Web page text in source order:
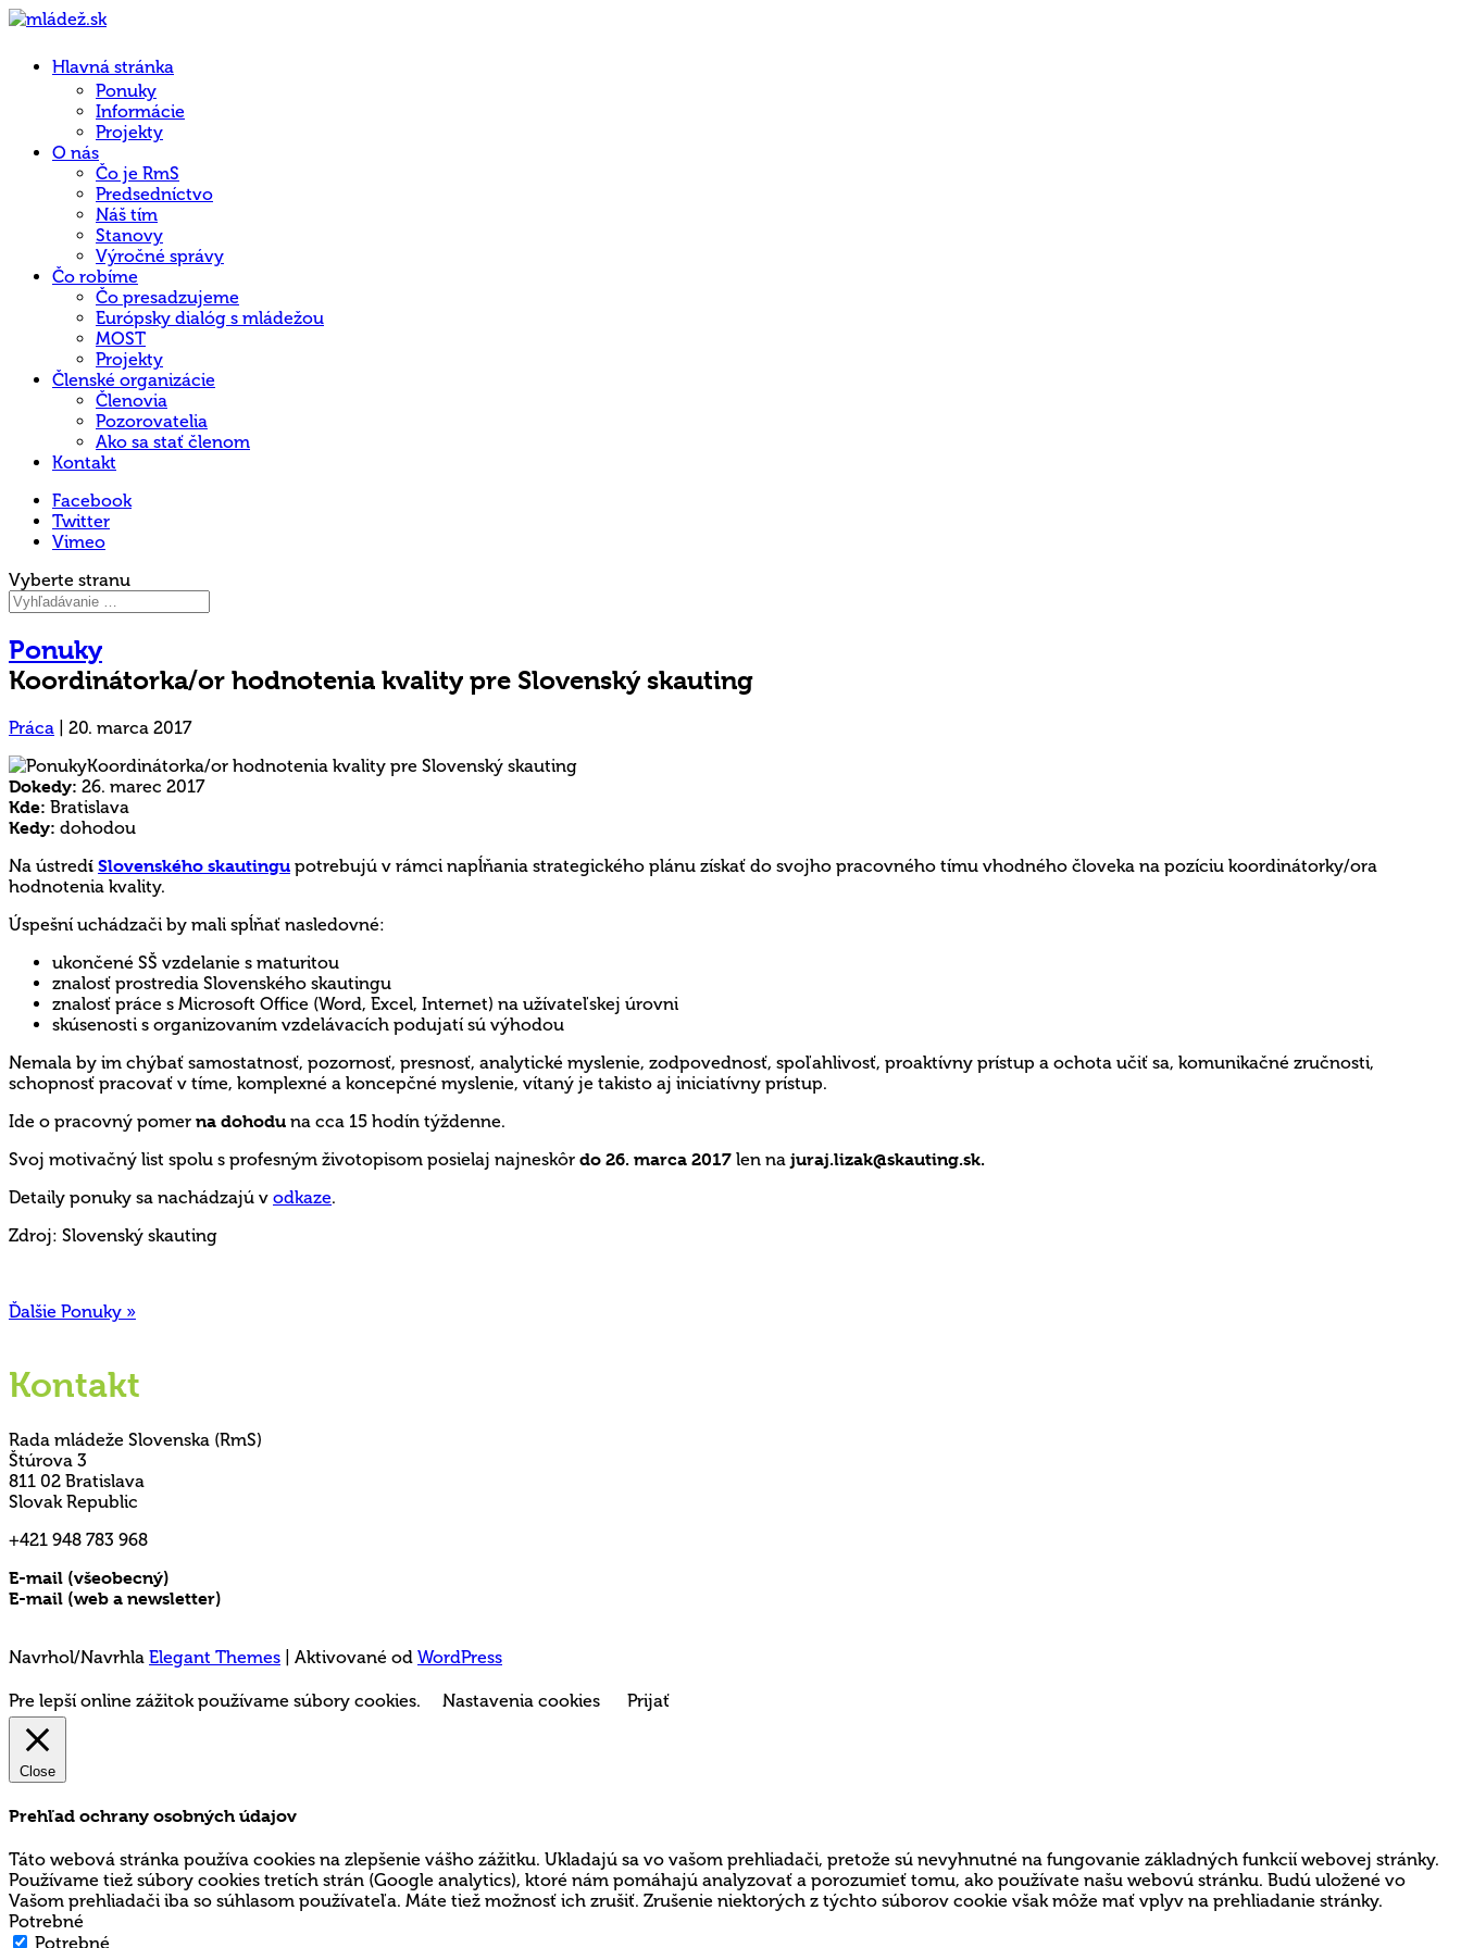
Hlavná stránka
Ponuky
Informácie
Projekty
O nás
Čo je RmS
Predsedníctvo
Náš tím
Stanovy
Výročné správy
Čo robíme
Čo presadzujeme
Európsky dialóg s mládežou
MOST
Projekty
Členské organizácie
Členovia
Pozorovatelia
Ako sa stať členom
Kontakt
Facebook
Twitter
Vimeo
Vyberte stranu
Ponuky
Koordinátorka/or hodnotenia kvality pre Slovenský skauting
Práca 20. marca 2017
Dokedy: 26. marec 2017
Kde: Bratislava
Kedy: dohodou
Na ústredí Slovenského skautingu potrebujú v rámci napĺňania strategického plánu získať do svojho pracovného tímu vhodného človeka na pozíciu koordinátorky/ora
hodnotenia kvality.
Úspešní uchádzači by mali spĺňať nasledovné:
ukončené SŠ vzdelanie s maturitou
znalosť prostredia Slovenského skautingu
znalosť práce s Microsoft Office (Word, Excel, Internet) na užívateľskej úrovni
skúsenosti s organizovaním vzdelávacích podujatí sú výhodou
Nemala by im chýbať samostatnosť, pozornosť, presnosť, analytické myslenie, zodpovednosť, spoľahlivosť, proaktívny prístup a ochota učiť sa, komunikačné zručnosti,
schopnosť pracovať v tíme, komplexné a koncepčné myslenie, vítaný je takisto aj iniciatívny prístup.
Ide o pracovný pomer na dohodu na cca 15 hodín týždenne.
Svoj motivačný list spolu s profesným životopisom posielaj najneskôr do 26. marca 2017 len na juraj.lizak@skauting.sk.
Detaily ponuky sa nachádzajú v odkaze.
Zdroj: Slovenský skauting
Ďalšie Ponuky »
Kontakt
Rada mládeže Slovenska (RmS)
Štúrova 3
811 02 Bratislava
Slovak Republic
+421 948 783 968
E-mail (všeobecný)
E-mail (web a newsletter)
Navrhol/Navrhla Elegant Themes | Aktivované od WordPress
Pre lepší online zážitok používame súbory cookies. Nastavenia cookies Prijať
Close
Prehľad ochrany osobných údajov
Táto webová stránka používa cookies na zlepšenie vášho zážitku. Ukladajú sa vo vašom prehliadači, pretože sú nevyhnutné na fungovanie základných funkcií webovej stránky.
Používame tiež súbory cookies tretích strán (Google analytics), ktoré nám pomáhajú analyzovať a porozumieť tomu, ako používate našu webovú stránku. Budú uložené vo
Vašom prehliadači iba so súhlasom používateľa. Máte tiež možnosť ich zrušiť. Zrušenie niektorých z týchto súborov cookie však môže mať vplyv na prehliadanie stránky.
Potrebné
Potrebné